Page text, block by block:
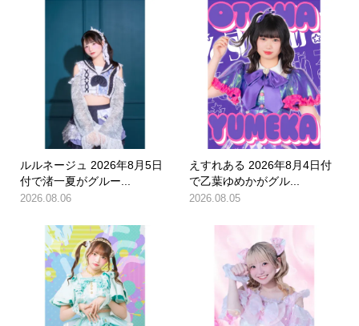
ルルネージュ 2026年8月5日
付で渚一夏がグルー...
2026.08.06
えすれある 2026年8月4日付
で乙葉ゆめかがグル...
2026.08.05